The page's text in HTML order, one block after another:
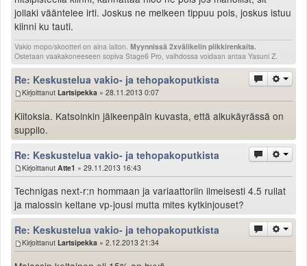
jollaki vääntelee irti. Joskus ne melkeen tippuu pois, joskus istuu
kiinni ku tauti.
Vakio mopo/skootteri on aina laiton. Myynnissä 2xvälikelin piikkirenkaita.
Ostetaan vaakakoneeseen sopiva Stage6 Pro, vaihdossa voidaan antaa Yasuni Z.
Re: Keskustelua vakio- ja tehopakoputkista
Kirjoittanut Lartsipekka » 28.11.2013 0:07
Kiitoksia. Katsoinkin jälkeenpäin kuvasta, että alkukäyrässä on
suppilo.
Re: Keskustelua vakio- ja tehopakoputkista
Kirjoittanut Atte1 » 29.11.2013 16:43
Technigas next-r:n hommaan ja variaattoriin ilmeisesti 4.5 rullat
ja malossin keltane vp-jousi mutta mites kytkinjouset?
Re: Keskustelua vakio- ja tehopakoputkista
Kirjoittanut Lartsipekka » 2.12.2013 21:34